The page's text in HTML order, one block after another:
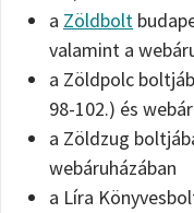
a Zöldbolt
valamint a
a Zöldpolc
98-102.) és
a Zöldzug
webáruházában
a Líra